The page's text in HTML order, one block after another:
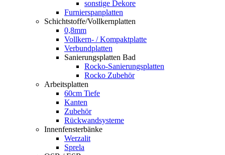
sonstige Dekore
Furnierspanplatten
Schichtstoffe/Vollkernplatten
0,8mm
Vollkern- / Kompaktplatte
Verbundplatten
Sanierungsplatten Bad
Rocko-Sanierungsplatten
Rocko Zubehör
Arbeitsplatten
60cm Tiefe
Kanten
Zubehör
Rückwandsysteme
Innenfensterbänke
Werzalit
Sprela